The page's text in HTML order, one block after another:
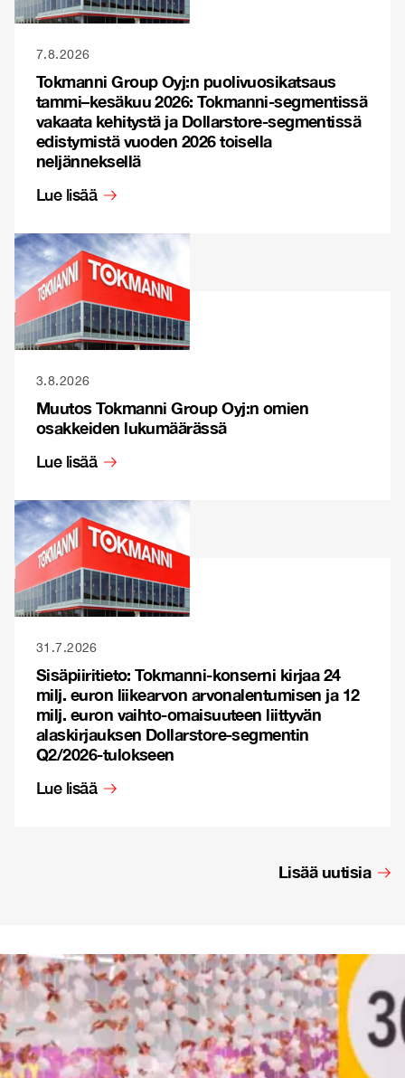
7.8.2026
Tokmanni Group Oyj:n puolivuosikatsaus
tammi–kesäkuu 2026: Tokmanni-segmentissä
vakaata kehitystä ja Dollarstore-segmentissä
edistymistä vuoden 2026 toisella
neljänneksellä
Lue lisää
3.8.2026
Muutos Tokmanni Group Oyj:n omien
osakkeiden lukumäärässä
Lue lisää
31.7.2026
Sisäpiiritieto: Tokmanni-konserni kirjaa 24
milj. euron liikearvon arvonalentumisen ja 12
milj. euron vaihto-omaisuuteen liittyvän
alaskirjauksen Dollarstore-segmentin
Q2/2026-tulokseen
Lue lisää
Lisää uutisia